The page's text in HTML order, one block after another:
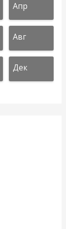
Апр
Авг
Дек